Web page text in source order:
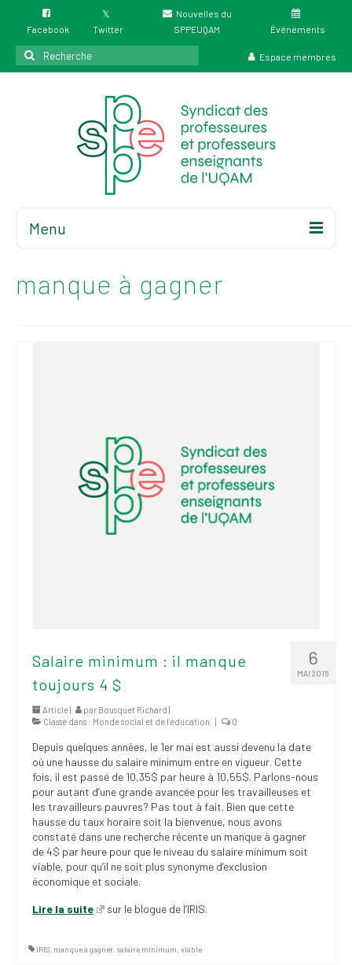
Facebook Twitter
Nouvelles du
SPPEUQAM
Événements
Rechercher
:
Espace membres
Menu
Élections
Statuts et
règlements
Politiques
notre valorisation
(FNEEQ)
Vignettes
Publications
Nouvelles du
SPPEUQAM
Communiqués
et Bilans
manque à gagner
6
MAI 2015
Salaire minimum : il manque
toujours 4 $
Article | par Bousquet Richard |
Classé dans : Monde social et de l’éducation | 0
Depuis quelques années, le 1er mai est aussi devenu la date
où une hausse du salaire minimum entre en vigueur. Cette
fois, il est passé de 10,35$ par heure à 10,55$. Parlons-nous
pour autant d’une grande avancée pour les travailleuses et
les travailleurs pauvres? Pas tout à fait. Bien que cette
hausse du taux horaire soit la bienvenue, nous avons
constaté dans une recherche récente un manque à gagner
de 4$ par heure pour que le niveau du salaire minimum soit
viable, pour qu’il ne soit plus synonyme d’exclusion
économique et sociale.
Lire la suite sur le blogue de l’IRIS.
IRIS, manque à gagner, salaire minimum, viable